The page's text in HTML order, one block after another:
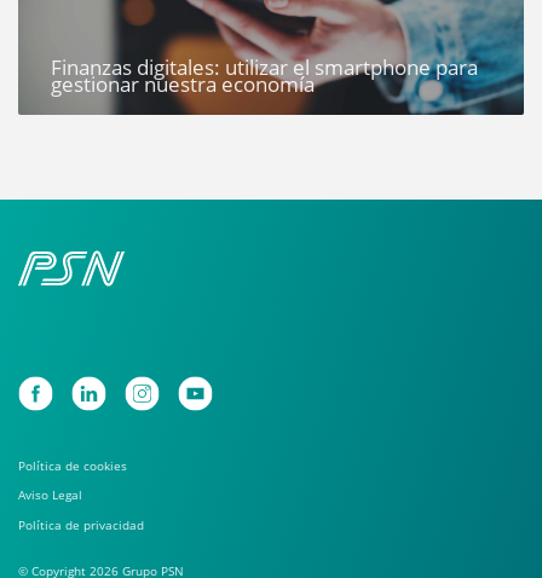
Finanzas digitales: utilizar el smartphone para
gestionar nuestra economía
Política de cookies
Aviso Legal
Política de privacidad
© Copyright 2026 Grupo PSN